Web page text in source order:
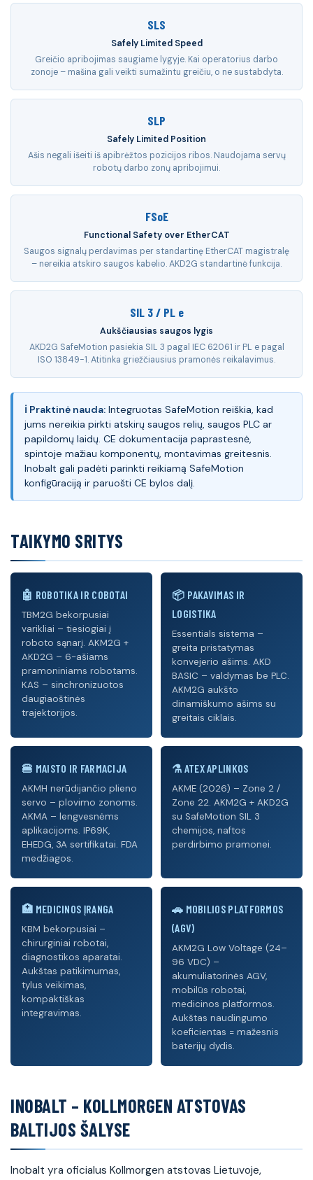
SLS
Safely Limited Speed
Greičio apribojimas saugiame lygyje. Kai operatorius darbo
zonoje – mašina gali veikti sumažintu greičiu, o ne sustabdyta.
SLP
Safely Limited Position
Ašis negali išeiti iš apibrėžtos pozicijos ribos. Naudojama servų
robotų darbo zonų apribojimui.
FSoE
Functional Safety over EtherCAT
Saugos signalų perdavimas per standartinę EtherCAT magistralę
– nereikia atskiro saugos kabelio. AKD2G standartinė funkcija.
SIL 3 / PL e
Aukščiausias saugos lygis
AKD2G SafeMotion pasiekia SIL 3 pagal IEC 62061 ir PL e pagal
ISO 13849-1. Atitinka griežčiausius pramonės reikalavimus.
ℹ Praktinė nauda: Integruotas SafeMotion reiškia, kad
jums nereikia pirkti atskirų saugos relių, saugos PLC ar
papildomų laidų. CE dokumentacija paprastesnė,
spintoje mažiau komponentų, montavimas greitesnis.
Inobalt gali padėti parinkti reikiamą SafeMotion
konfigūraciją ir paruošti CE bylos dalį.
TAIKYMO SRITYS
🤖 ROBOTIKA IR COBOTAI
TBM2G bekorpusiai
varikliai – tiesiogiai į
roboto sąnarį. AKM2G +
AKD2G – 6-ašiams
pramoniniams robotams.
KAS – sinchronizuotos
daugiaoštinės
trajektorijos.
📦 PAKAVIMAS IR
LOGISTIKA
Essentials sistema –
greita pristatymas
konvejerio ašims. AKD
BASIC – valdymas be PLC.
AKM2G aukšto
dinamiškumo ašims su
greitais ciklais.
🍔 MAISTO IR FARMACIJA
AKMH nerūdijančio plieno
servo – plovimo zonoms.
AKMA – lengvesnėms
aplikacijoms. IP69K,
EHEDG, 3A sertifikatai. FDA
medžiagos.
⚗️ ATEX APLINKOS
AKME (2026) – Zone 2 /
Zone 22. AKM2G + AKD2G
su SafeMotion SIL 3
chemijos, naftos
perdirbimo pramonei.
🏥 MEDICINOS ĮRANGA
KBM bekorpusiai –
chirurginiai robotai,
diagnostikos aparatai.
Aukštas patikimumas,
tylus veikimas,
kompaktiškas
integravimas.
🚗 MOBILIOS PLATFORMOS
(AGV)
AKM2G Low Voltage (24–
96 VDC) –
akumuliatorinės AGV,
mobilūs robotai,
medicinos platformos.
Aukštas naudingumo
koeficientas = mažesnis
baterijų dydis.
INOBALT – KOLLMORGEN ATSTOVAS
BALTIJOS ŠALYSE
Inobalt yra oficialus Kollmorgen atstovas Lietuvoje,